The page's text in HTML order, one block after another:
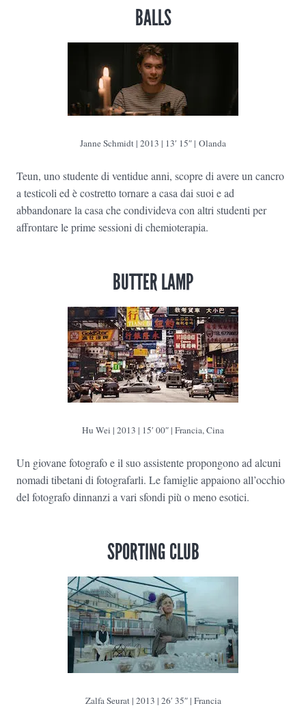
BALLS
Janne Schmidt | 2013 | 13′ 15″ | Olanda
Teun, uno studente di ventidue anni, scopre di avere un cancro
a testicoli ed è costretto tornare a casa dai suoi e ad
abbandonare la casa che condivideva con altri studenti per
affrontare le prime sessioni di chemioterapia.
BUTTER LAMP
Hu Wei | 2013 | 15′ 00″ | Francia, Cina
Un giovane fotografo e il suo assistente propongono ad alcuni
nomadi tibetani di fotografarli. Le famiglie appaiono all’occhio
del fotografo dinnanzi a vari sfondi più o meno esotici.
SPORTING CLUB
Zalfa Seurat | 2013 | 26′ 35″ | Francia